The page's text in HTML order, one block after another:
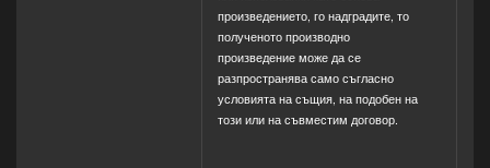
произведението, го надградите, то
полученото производно
произведение може да се
разпространява само съгласно
условията на същия, на подобен на
този или на съвместим договор.